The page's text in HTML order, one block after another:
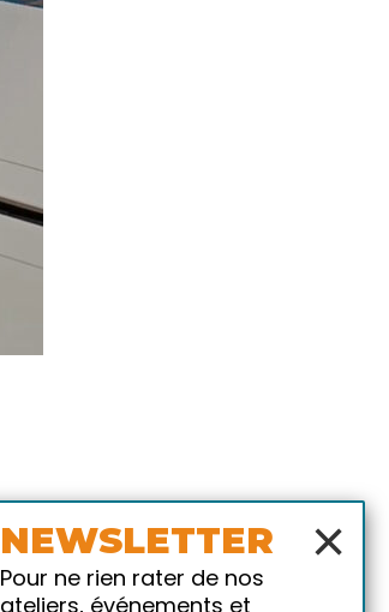
×
NEWSLETTER
Pour ne rien rater de nos
ateliers, événements et